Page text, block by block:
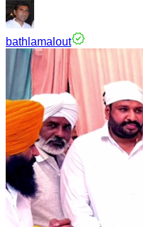
bathlamalout